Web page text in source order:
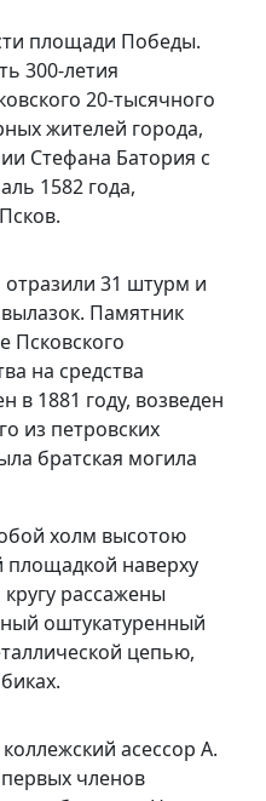
площади Победы.
300-летия
20-тысячного
жителей города,
Стефана Батория с
1582 года,
31 штурм и
Памятник
Псковского
на средства
в 1881 году, возведен
из петровских
братская могила
холм высотою
наверху
рассажены
оштукатуренный
цепью,
асессор А.
членов